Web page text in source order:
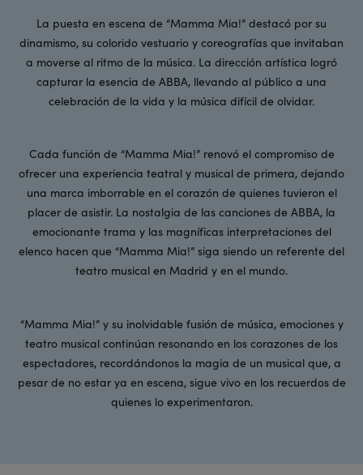
La puesta en escena de “Mamma Mia!” destacó por su
dinamismo, su colorido vestuario y coreografías que invitaban
a moverse al ritmo de la música. La dirección artística logró
capturar la esencia de ABBA, llevando al público a una
celebración de la vida y la música difícil de olvidar.
Cada función de “Mamma Mia!” renovó el compromiso de
ofrecer una experiencia teatral y musical de primera, dejando
una marca imborrable en el corazón de quienes tuvieron el
placer de asistir. La nostalgia de las canciones de ABBA, la
emocionante trama y las magníficas interpretaciones del
elenco hacen que “Mamma Mia!” siga siendo un referente del
teatro musical en Madrid y en el mundo.
“Mamma Mia!” y su inolvidable fusión de música, emociones y
teatro musical continúan resonando en los corazones de los
espectadores, recordándonos la magia de un musical que, a
pesar de no estar ya en escena, sigue vivo en los recuerdos de
quienes lo experimentaron.